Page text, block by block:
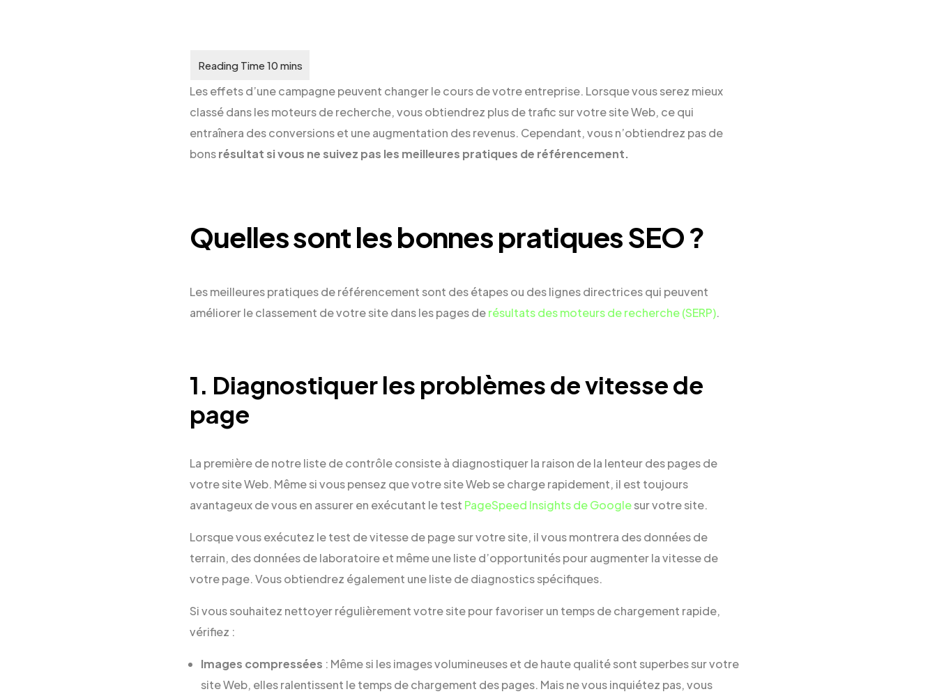
Les effets d’une campagne peuvent changer le cours de votre entreprise. Lorsque vous serez mieux
classé dans les moteurs de recherche, vous obtiendrez plus de trafic sur votre site Web, ce qui
entraînera des conversions et une augmentation des revenus. Cependant, vous n’obtiendrez pas de
bonsrésultat si vous ne suivez pas les meilleures pratiques de référencement.
Quelles sont les bonnes pratiques SEO ?
Les meilleures pratiques de référencement sont des étapes ou des lignes directrices qui peuvent
améliorer le classement de votre site dans les pages derésultats des moteurs de recherche (SERP).‍
1. Diagnostiquer les problèmes de vitesse de
page
La première de notre liste de contrôle consiste à diagnostiquer la raison de la lenteur des pages de
votre site Web. Même si vous pensez que votre site Web se charge rapidement, il est toujours
avantageux de vous en assurer en exécutant le test PageSpeed ​​Insights de Googlesur votre site.
Lorsque vous exécutez le test de vitesse de page sur votre site, il vous montrera des données de
terrain, des données de laboratoire et même une liste d’opportunités pour augmenter la vitesse de
votre page. Vous obtiendrez également une liste de diagnostics spécifiques.
Si vous souhaitez nettoyer régulièrement votre site pour favoriser un temps de chargement rapide,
vérifiez :
Images compressées : Même si les images volumineuses et de haute qualité sont superbes sur votre
site Web, elles ralentissent le temps de chargement des pages. Mais ne vous inquiétez pas, vous